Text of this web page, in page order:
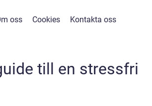
oss Cookies Kontakta oss
till en stressfri